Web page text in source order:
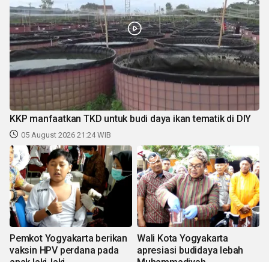
KKP manfaatkan TKD untuk budi daya ikan tematik di DIY
05 August 2026 21:24 WIB
Pemkot Yogyakarta berikan
vaksin HPV perdana pada
Wali Kota Yogyakarta
apresiasi budidaya lebah